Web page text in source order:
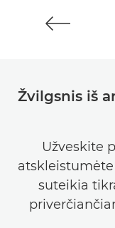
Žvilgsnis iš
Užveskite
suteikia